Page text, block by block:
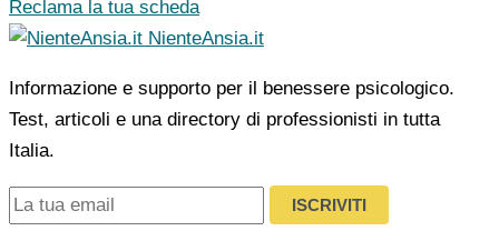
Reclama la tua scheda
NienteAnsia.it
Informazione e supporto per il benessere psicologico.
Test, articoli e una directory di professionisti in tutta
Italia.
ISCRIVITI